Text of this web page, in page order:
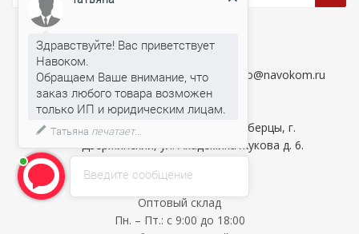
Наши контакты
+7 (499) 576-57-07
+7 (926) 408-96-60
info@navokom.ru
Московская область, г.о. Люберцы, г.
Дзержинский, ул. Академика Жукова д. 6.
Оптовый склад
Пн. – Пт.: с 9:00 до 18:00
Введите сообщение
Здравствуйте! Вас приветствует
Навоком.
Обращаем Ваше внимание, что
заказ любого товара возможен
Татьяна печатает...